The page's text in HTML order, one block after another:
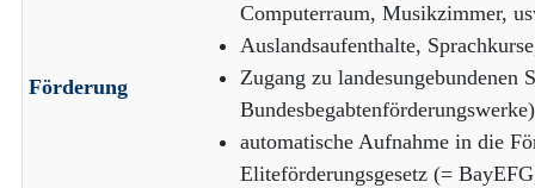
Förderung
Computerraum, Musikzimmer,
Auslandsaufenthalte,
Zugang zu landesungebundenen
Bundesbegabtenförderungswerke)
automatische Aufnahme in die
Eliteförderungsgesetz (=